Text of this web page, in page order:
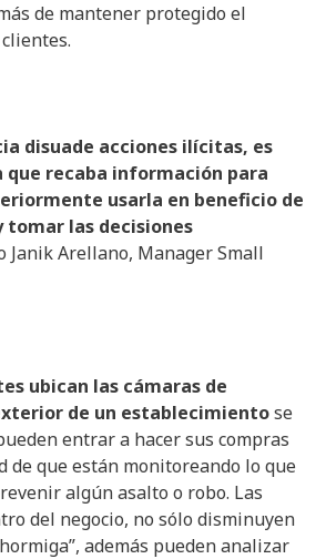
de mantener protegido el
disuade acciones ilícitas, es
recaba información para
usarla en beneficio de
tomar las decisiones
Janik Arellano, Manager Small
ubican las cámaras de
de un establecimientose
entrar a hacer sus compras
de que están monitoreando lo que
algún asalto o robo. Las
del negocio, no sólo disminuyen
además pueden analizar